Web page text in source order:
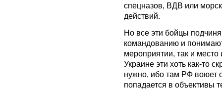
спецназов, ВДВ или
действий.
Но все эти бойцы
командованию и
мероприятии, так и
Украине эти хоть как-то
нужно, ибо там РФ воюет
попадается в объективы